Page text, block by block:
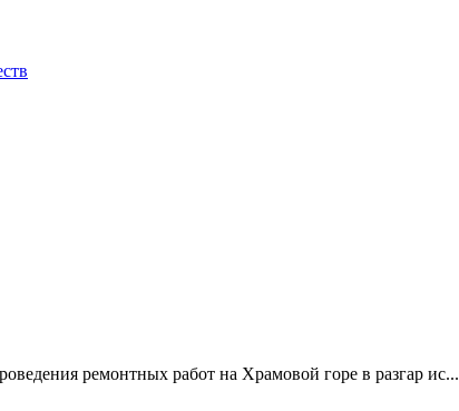
ремонтных работ на Храмовой горе в разгар ис...